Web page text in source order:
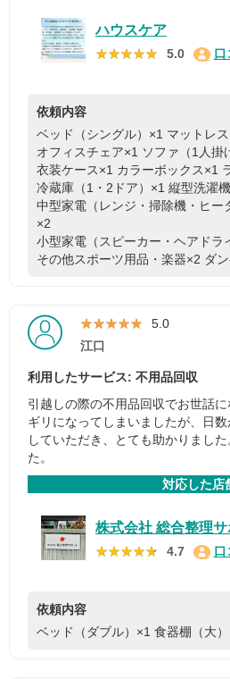
ハウスケア
★★★★★
★★★★★ 5.0 口
依頼内容
ベッド（シングル）×1 マットレ
オフィスチェア×1 ソファ（1人掛
衣装ケース×1 カラーボックス×1
冷蔵庫（1・2ドア）×1 縦型洗濯
中型家電（レンジ・掃除機・ヒー
×2
小型家電（スピーカー・ヘアドラ
その他スポーツ用品・楽器×2 ダ
★★★★★
★★★★★ 5.0
江口
利用したサービス: 不用品回収
引越しの際の不用品回収でお世話
ギリになってしまいましたが、日
していただき、とても助かりまし
た。
対応した店
株式会社 総合整理サ
★★★★★
★★★★★ 4.7 口
依頼内容
ベッド（ダブル）×1 食器棚（大）